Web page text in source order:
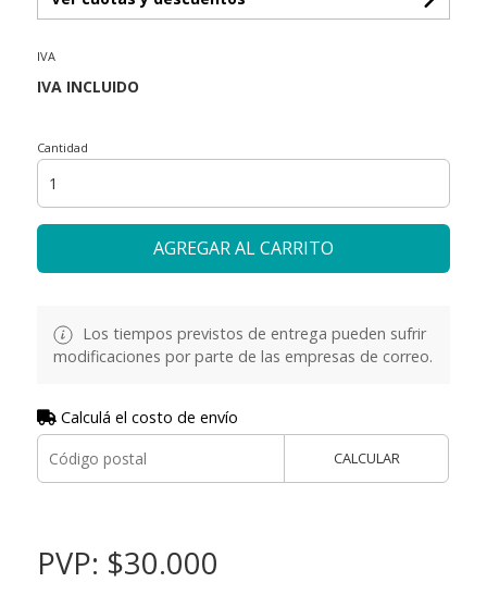
IVA
Cantidad
AGREGAR AL CARRITO
Los tiempos previstos de entrega pueden sufrir
modificaciones por parte de las empresas de correo.
Calculá el costo de envío
CALCULAR
PVP: $30.000